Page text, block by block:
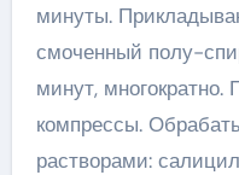
минуты.
смоченный полу-
минут,
компрессы.
растворами: